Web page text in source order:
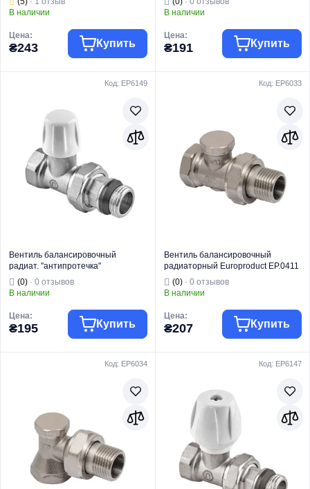
В наличии
Цена:
₴243 Купить
Тип изделия
Радиаторная
Вид изделия
регулирующий
Назначение
Для отопления
Тип
Угловой
угловой (EP6148)
В наличии
Цена:
₴191 Купить
Радиаторная
Вид изделия
Вентель
балансировочн
ый радиатора
Назначение
Для отопления
Тип
Угловой
Код: EP6149
Вентиль балансировочный
радиат. "антипротечка"
Europroduct EP.0531 - 1/2x1/2" FM
прямой (EP6149)
(0) · 0 отзывов
В наличии
Цена:
₴195 Купить
Радиаторная
Вид изделия
балансировочн
ый радиатора
Назначение
Для отопления
Прямой
Код: EP6033
Вентиль балансировочный
радиаторный Europroduct EP.0411
- 1/2x1/2 (EP6033)
(0)· 0 отзывов
В наличии
Цена:
₴207 Купить
Тип изделия
Радиаторная
арматура
Вентель
балансировочн
Назначение
Тип
Код: EP6034 Код: EP6147